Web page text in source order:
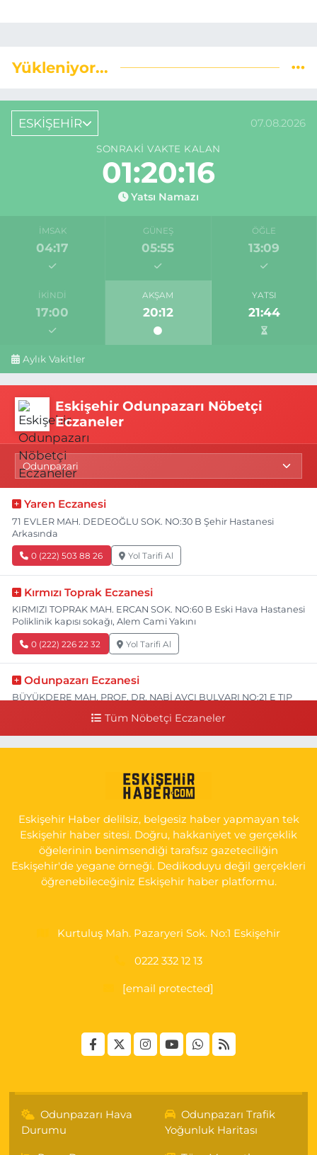
Yükleniyor...
ESKİŞEHİR 07.08.2026
SONRAKI VAKTE KALAN
01:20:15
Yatsı Namazı
İMSAK
04:17
GÜNEŞ
05:55
ÖĞLE
13:09
İKINDI
17:00
AKŞAM
20:12
YATSI
21:44
Aylık Vakitler
Eskişehir Odunpazarı Nöbetçi
Eczaneler
Yaren Eczanesi
71 EVLER MAH. DEDEOĞLU SOK. NO:30 B Şehir Hastanesi
Arkasında
0 (222) 503 88 26 Yol Tarifi Al
Kırmızı Toprak Eczanesi
KIRMIZI TOPRAK MAH. ERCAN SOK. NO:60 B Eski Hava Hastanesi
Poliklinik kapısı sokağı, Alem Cami Yakını
0 (222) 226 22 32 Yol Tarifi Al
Odunpazarı Eczanesi
BÜYÜKDERE MAH. PROF. DR. NABİ AVCI BULVARI NO:21 E TIP
YENİDOĞAN MH.ŞEHİT SERKAN ÖZAYDIN CD.8 B ESKİ DEVLET
0 (222) 237 75 17 Yol Tarifi Al
Tüm Nöbetçi Eczaneler
Eskişehir Haber delilsiz, belgesiz haber yapmayan tek
Eskişehir haber sitesi. Doğru, hakkaniyet ve gerçeklik
öğelerinin benimsendiği tarafsız gazeteciliğin
Eskişehir'de yegane örneği. Dedikoduyu değil gerçekleri
öğrenebileceğiniz Eskişehir haber platformu.
Kurtuluş Mah. Pazaryeri Sok. No:1 Eskişehir
0222 332 12 13
[email protected]
Odunpazarı Hava
Durumu
Odunpazarı Trafik
Yoğunluk Haritası